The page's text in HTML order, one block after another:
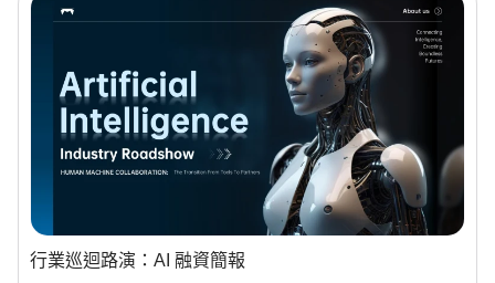
行業巡迴路演：AI 融資簡報